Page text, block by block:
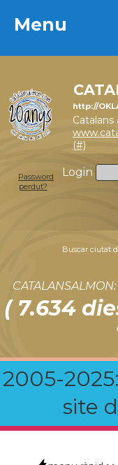
Menu
http://
(#)
Login
Password
perdut?
Buscar ciutat
CATALANSALMON:
( 7.634
2005-
site
Menu